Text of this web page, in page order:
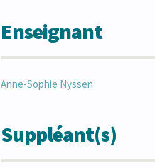
Enseignant
Anne-Sophie Nyssen
Suppléant(s)